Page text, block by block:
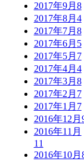
2017年9月 8
2017年8月 4
2017年7月 8
2017年6月 5
2017年5月 7
2017年4月 4
2017年3月 8
2017年2月 7
2017年1月 7
2016年12月
2016年11月
11
2016年10月